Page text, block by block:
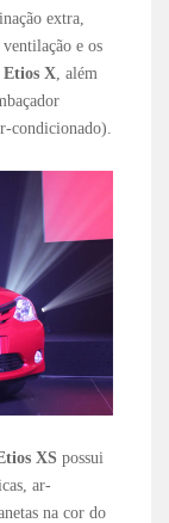
extra,
e os
Etios X, além
condicionado).
XS possui
ar-
na cor do